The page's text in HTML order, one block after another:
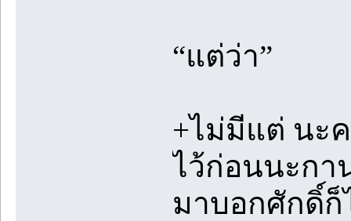
“แต่ว่า”
+ไม่มีแต่ นะ
ไว้ก่อนนะกา
มาบอกศักดิ์ก็